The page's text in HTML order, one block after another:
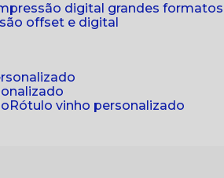
digital grandes formatos
offset e digital
rótulo vinho personalizado